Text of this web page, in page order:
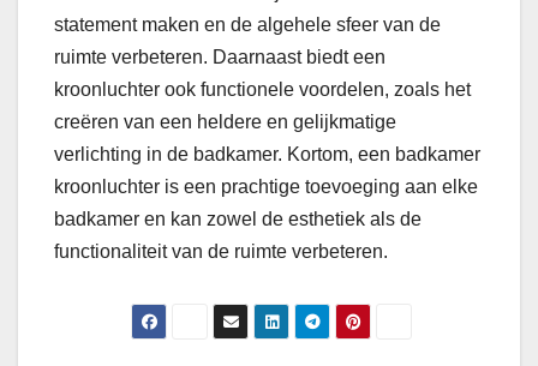
statement maken en de algehele sfeer van de
ruimte verbeteren. Daarnaast biedt een
kroonluchter ook functionele voordelen, zoals het
creëren van een heldere en gelijkmatige
verlichting in de badkamer. Kortom, een badkamer
kroonluchter is een prachtige toevoeging aan elke
badkamer en kan zowel de esthetiek als de
functionaliteit van de ruimte verbeteren.